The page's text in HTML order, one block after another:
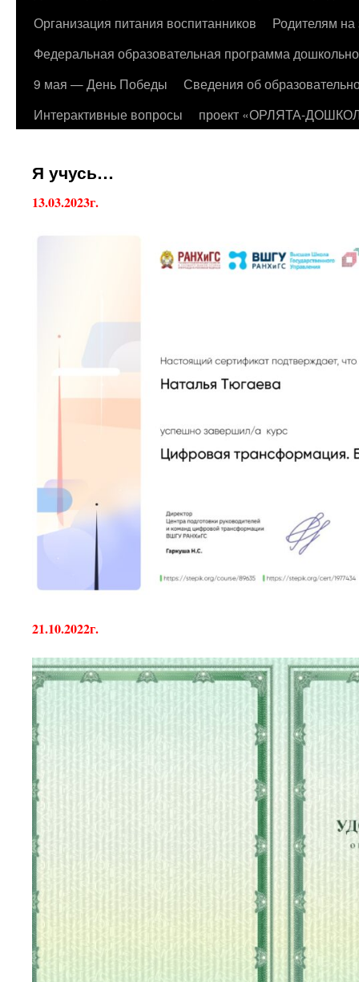
Организация питания воспитанников
Родителям на
Федеральная образовательная программа
9 мая — День Победы
Сведения об
Интерактивные вопросы
проект «ОРЛЯТА-
Я учусь…
13.03.2023г.
21.10.2022г.